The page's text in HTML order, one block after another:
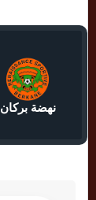
نهضة بركان